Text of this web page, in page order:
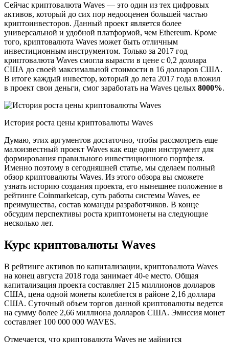
Сейчас криптовалюта Waves — это один из тех цифровых
активов, который до сих пор недооценен большей частью
криптоинвесторов. Данный проект является более
универсальной и удобной платформой, чем Ethereum. Кроме
того, криптовалюта Waves может быть отличным
инвестиционным инструментом. Только за 2017 год
криптовалюта Waves смогла вырасти в цене с 0,2 доллара
США до своей максимальной стоимости в 16 долларов США.
В итоге каждый инвестор, который до лета 2017 года вложил
в проект свои деньги, смог заработать на Waves целых 8000%.
История роста цены криптовалюты Waves
Думаю, этих аргументов достаточно, чтобы рассмотреть еще
малоизвестный проект Waves как еще один инструмент для
формирования правильного инвестиционного портфеля.
Именно поэтому в сегодняшней статье, мы сделаем полный
обзор криптовалюты Waves. Из этого обзора вы сможете
узнать историю создания проекта, его нынешнее положение в
рейтинге Coinmarketcap, суть работы системы Waves, ее
преимущества, состав команды разработчиков. В конце
обсудим перспективы роста криптомонеты на следующие
несколько лет.
Курс криптовалюты Waves
В рейтинге активов по капитализации, криптовалюта Waves
на конец августа 2018 года занимает 40-е место. Общая
капитализация проекта составляет 215 миллионов долларов
США, цена одной монеты колеблется в районе 2,16 доллара
США. Суточный объем торгов данной криптовалюты ведется
на сумму более 2,66 миллиона долларов США. Эмиссия монет
составляет 100 000 000 WAVES.
Отмечается, что криптовалюта Waves не майнится